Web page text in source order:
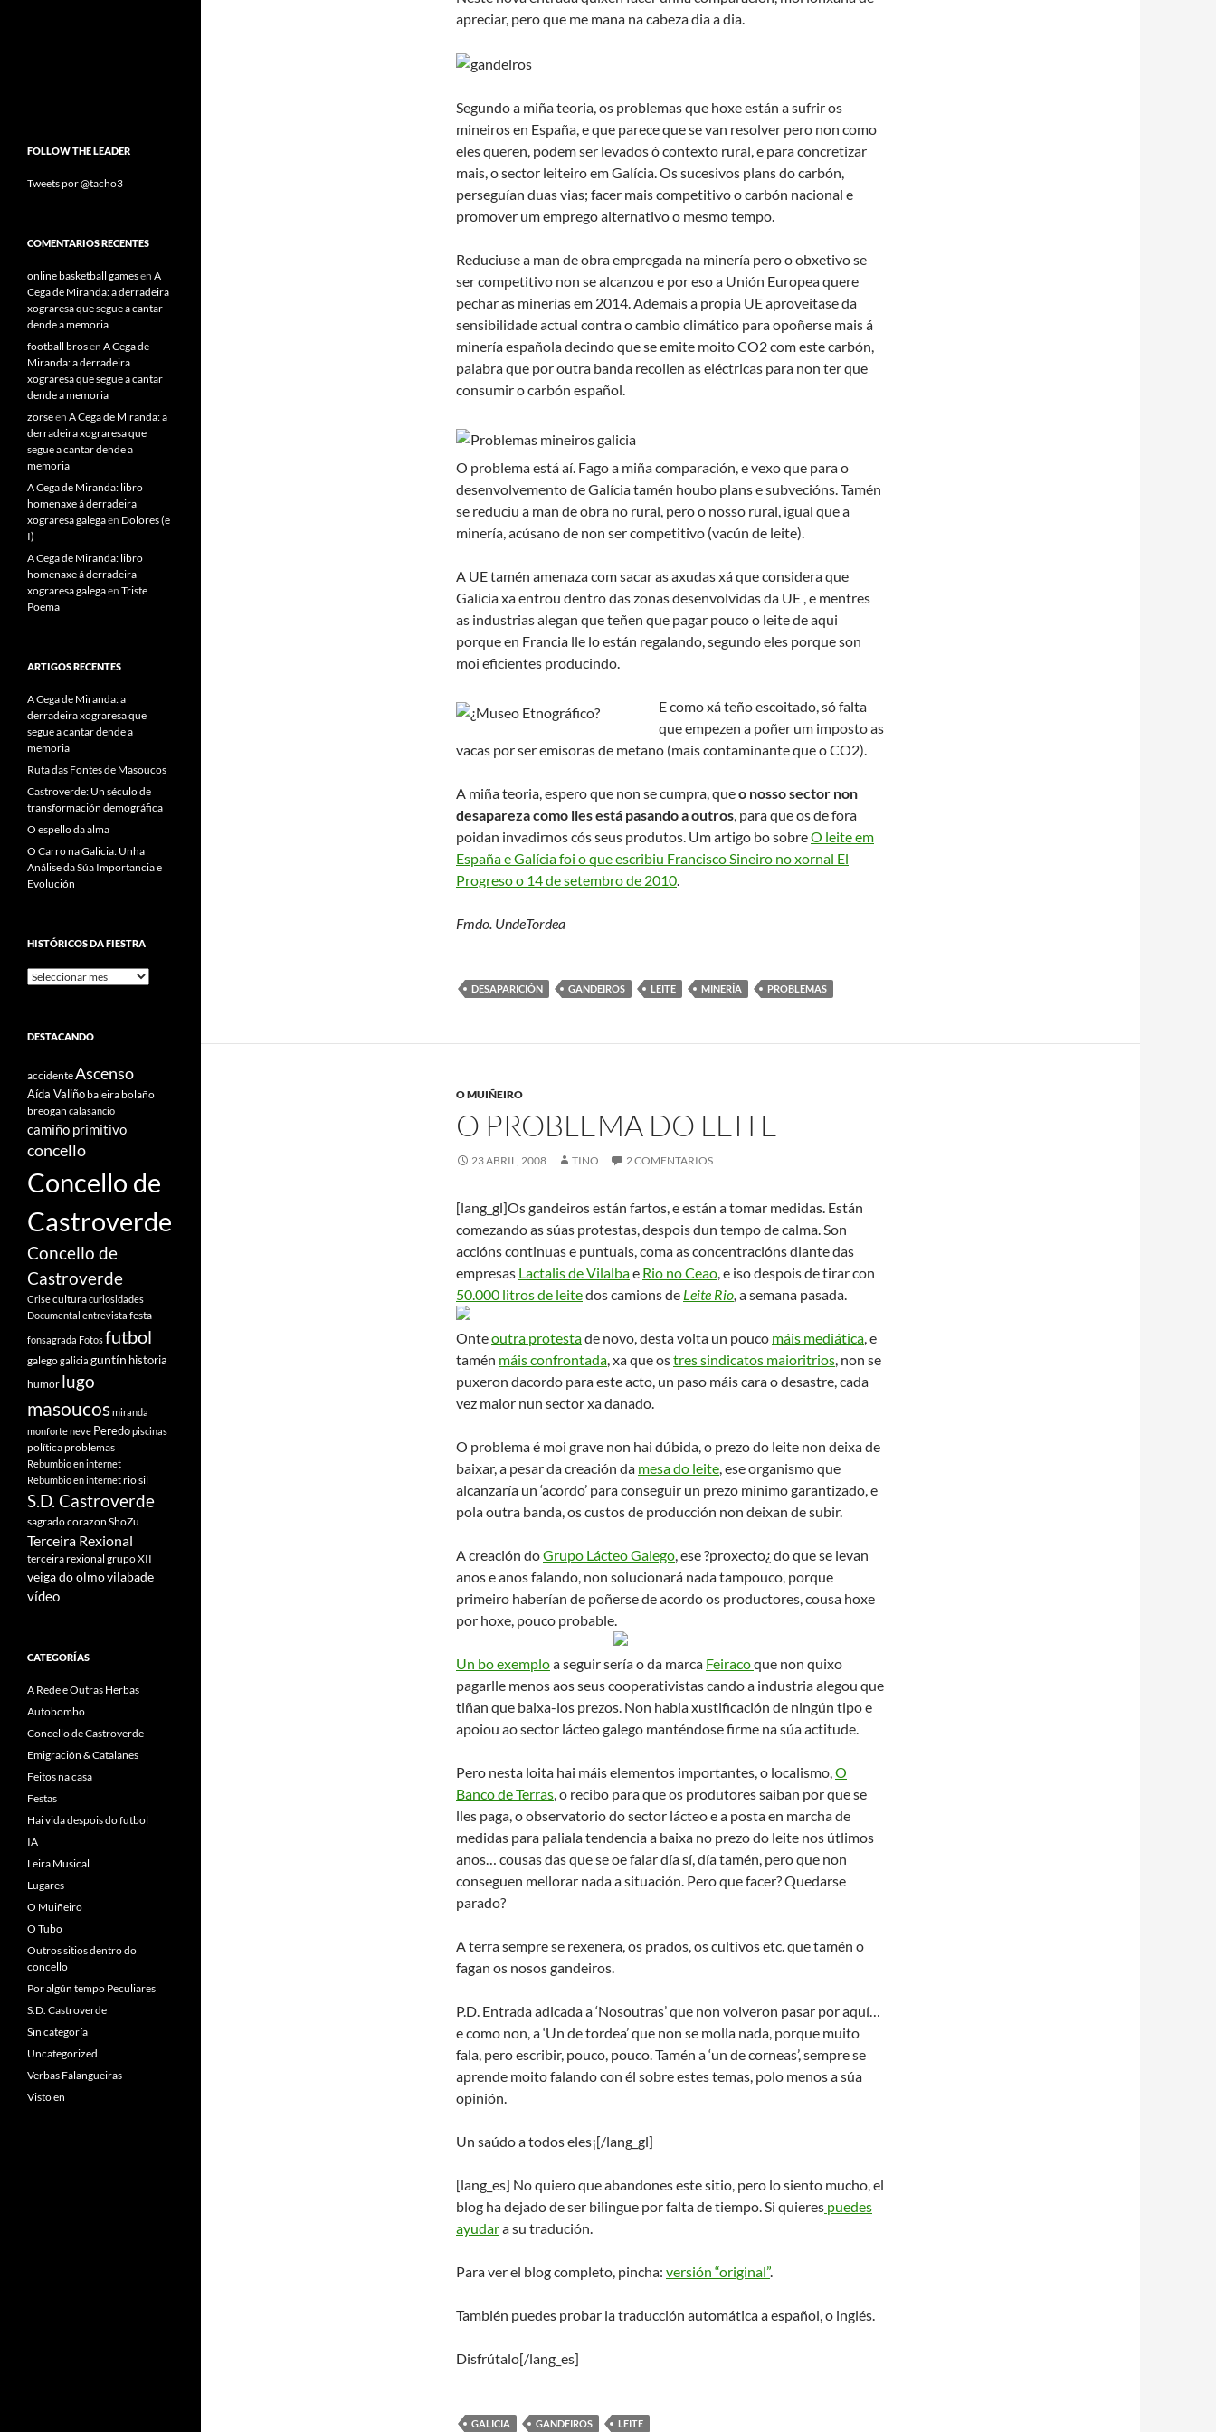
apreciar, pero que me mana na cabeza dia a dia.
Segundo a miña teoria, os problemas que hoxe están a sufrir os
mineiros en España, e que parece que se van resolver pero non como
eles queren, podem ser levados ó contexto rural, e para concretizar
mais, o sector leiteiro em Galícia. Os sucesivos plans do carbón,
perseguían duas vias; facer mais competitivo o carbón nacional e
promover um emprego alternativo o mesmo tempo.
Reduciuse a man de obra empregada na minería pero o obxetivo se
ser competitivo non se alcanzou e por eso a Unión Europea quere
pechar as minerías em 2014. Ademais a propia UE aproveítase da
sensibilidade actual contra o cambio climático para opoñerse mais á
minería española decindo que se emite moito CO2 com este carbón,
palabra que por outra banda recollen as eléctricas para non ter que
consumir o carbón español.
O problema está aí. Fago a miña comparación, e vexo que para o
desenvolvemento de Galícia tamén houbo plans e subvecións. Tamén
se reduciu a man de obra no rural, pero o nosso rural, igual que a
minería, acúsano de non ser competitivo (vacún de leite).
A UE tamén amenaza com sacar as axudas xá que considera que
Galícia xa entrou dentro das zonas desenvolvidas da UE , e mentres
as industrias alegan que teñen que pagar pouco o leite de aqui
porque en Francia lle lo están regalando, segundo eles porque son
moi eficientes producindo.
E como xá teño escoitado, só falta
que empezen a poñer um imposto as
vacas por ser emisoras de metano (mais contaminante que o CO2).
A miña teoria, espero que non se cumpra, queo nosso sector non
desapareza como lles está pasando a outros, para que os de fora
poidan invadirnos cós seus produtos. Um artigo bo sobreO leite em
España e Galícia foi o que escribiu Francisco Sineiro no xornal El
Progreso o 14 de setembro de 2010.
Fmdo. UndeTordea
DESAPARICIÓN GANDEIROS LEITE MINERÍA PROBLEMAS
O MUIÑEIRO
O PROBLEMA DO LEITE
23 ABRIL, 2008 TINO 2 COMENTARIOS
[lang_gl]Os gandeiros están fartos, e están a tomar medidas. Están
comezando as súas protestas, despois dun tempo de calma. Son
accións continuas e puntuais, coma as concentracións diante das
empresas Lactalis de Vilalbae Rio no Ceao, e iso despois de tirar con
50.000 litros de leitedos camions de Leite Rio, asemana pasada.
Onteoutra protestade novo, desta volta un pouco máis mediática, e
tamén máis confrontada, xa que ostres sindicatos maioritrios, non se
puxeron dacordo para este acto, un paso máis cara o desastre, cada
vez maior nun sector xa danado.
O problema é moi grave non hai dúbida, o prezo do leite non deixa de
baixar, a pesar da creación da mesa do leite, ese organismo que
alcanzaría un ‘acordo’ para conseguir un prezo minimo garantizado, e
pola outra banda, os custos de producción non deixan de subir.
A creación doGrupo Lácteo Galego, ese ?proxecto¿ do que se levan
anos e anos falando, non solucionará nada tampouco, porque
primeiro haberían de poñerse de acordo os productores, cousa hoxe
por hoxe, pouco probable.
Un bo exemploa seguir sería o da marca Feiracoque non quixo
pagarlle menos aos seus cooperativistas cando a industria alegou que
tiñan que baixa-los prezos. Non habia xustificación de ningún tipo e
apoiou ao sector lácteo galego manténdose firme na súa actitude.
Pero nesta loita hai máis elementos importantes, o localismo,O
Banco de Terras, o recibo para que os produtores saiban por que se
lles paga, o observatorio do sector lácteo e a posta en marcha de
medidas para paliala tendencia a baixa no prezo do leite nos útlimos
anos… cousas das que se oe falar día sí, día tamén, pero que non
conseguen mellorar nada a situación. Pero que facer? Quedarse
parado?
A terra sempre se rexenera, os prados, os cultivos etc. que tamén o
fagan os nosos gandeiros.
P.D. Entrada adicada a ‘Nosoutras’ que non volveron pasar por aquí…
e como non, a ‘Un de tordea’ que non se molla nada, porque muito
fala, pero escribir, pouco, pouco. Tamén a ‘un de corneas’, sempre se
aprende moito falando con él sobre estes temas, polo menos a súa
opinión.
Un saúdo a todos eles¡[/lang_gl]
[lang_es] No quiero que abandones este sitio, pero lo siento mucho, el
blog ha dejado de ser bilingue por falta de tiempo. Si quieres puedes
ayudara su tradución.
Para ver el blog completo, pincha: versión “original”.
También puedes probar la traducción automática a español, o inglés.
Disfrútalo[/lang_es]
GALICIA GANDEIROS LEITE
FOLLOW THE LEADER
Tweets por @tacho3
COMENTARIOS RECENTES
online basketball gamesen A
Cega de Miranda: a derradeira
xograresa que segue a cantar
dende a memoria
football brosen A Cega de
Miranda: a derradeira
xograresa que segue a cantar
dende a memoria
zorseen A Cega de Miranda: a
derradeira xograresa que
segue a cantar dende a
memoria
A Cega de Miranda: libro
homenaxe á derradeira
xograresa galegaen Dolores (e
I)
A Cega de Miranda: libro
homenaxe á derradeira
xograresa galegaen Triste
Poema
ARTIGOS RECENTES
A Cega de Miranda: a
derradeira xograresa que
segue a cantar dende a
memoria
Ruta das Fontes de Masoucos
Castroverde: Un século de
transformación demográfica
O espello da alma
O Carro na Galicia: Unha
Análise da Súa Importancia e
Evolución
HISTÓRICOS DA FIESTRA
Históricos
DESTACANDO
accidenteAscenso
Aída Valiñobaleirabolaño
breogan calasancio
camiño primitivo
concello
Concello de
Castroverde
Concello de
Castroverde
Criseculturacuriosidades
Documental entrevista festa
fonsagrada Fotosfutbol
galegogalicia guntín historia
humor lugo
masoucosmiranda
monforteneve Peredopiscinas
políticaproblemas
Rebumbio en internet
Rebumbio en internetrio sil
S.D. Castroverde
sagrado corazon ShoZu
Terceira Rexional
terceira rexional grupo XII
veiga do olmovilabade
vídeo
CATEGORÍAS
A Rede e Outras Herbas
Autobombo
Concello de Castroverde
Emigración & Catalanes
Feitos na casa
Festas
Hai vida despois do futbol
IA
Leira Musical
Lugares
O Muiñeiro
O Tubo
Outros sitios dentro do
concello
Por algún tempo Peculiares
S.D. Castroverde
Sin categoría
Uncategorized
Verbas Falangueiras
Visto en